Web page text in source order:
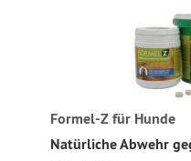
Formel-Z für Hunde
Natürliche Abwehr